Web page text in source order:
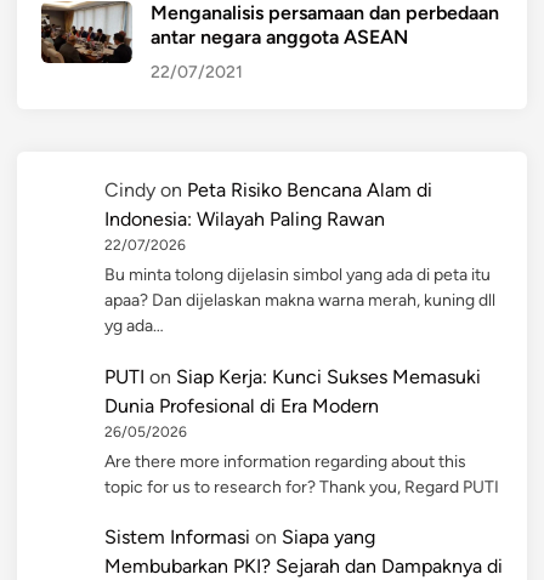
Menganalisis persamaan dan perbedaan
antar negara anggota ASEAN
22/07/2021
Cindy on Peta Risiko Bencana Alam di
Indonesia: Wilayah Paling Rawan
22/07/2026
Bu minta tolong dijelasin simbol yang ada di peta itu
apaa? Dan dijelaskan makna warna merah, kuning dll
yg ada…
PUTI on Siap Kerja: Kunci Sukses Memasuki
Dunia Profesional di Era Modern
26/05/2026
Are there more information regarding about this
topic for us to research for? Thank you, Regard PUTI
Sistem Informasi on Siapa yang
Membubarkan PKI? Sejarah dan Dampaknya di